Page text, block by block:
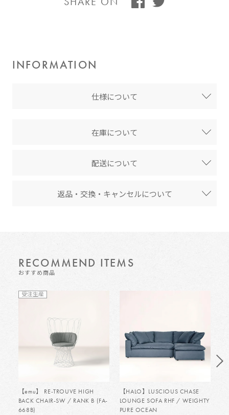
INFORMATION
仕様について
在庫について
配送について
返品・交換・キャンセルについて
RECOMMEND ITEMS
おすすめ商品
受注生産
【emu】 RE-TROUVE HIGH
BACK CHAIR-SW / RANK B (FA-
668B)
【HALO】LUSCIOUS CHASE
LOUNGE SOFA RHF / WEIGHTY
PURE OCEAN